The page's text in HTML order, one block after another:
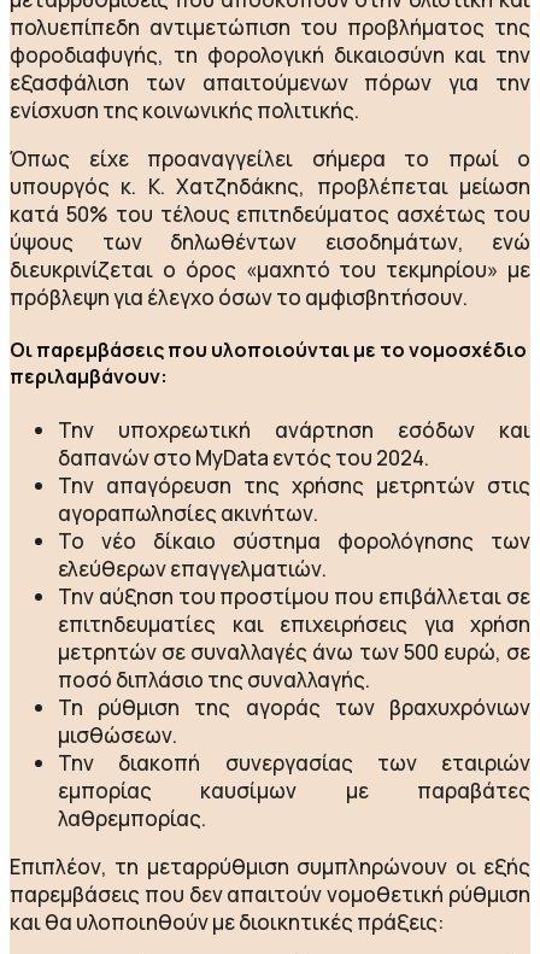
πολυεπίπεδη αντιμετώπιση του προβλήματος της
φοροδιαφυγής, τη φορολογική δικαιοσύνη και την
εξασφάλιση των απαιτούμενων πόρων για την
ενίσχυση της κοινωνικής πολιτικής.
Όπως είχε προαναγγείλει σήμερα το πρωί ο
υπουργός κ. Κ. Χατζηδάκης, προβλέπεται μείωση
κατά 50% του τέλους επιτηδεύματος ασχέτως του
ύψους των δηλωθέντων εισοδημάτων, ενώ
διευκρινίζεται ο όρος «μαχητό του τεκμηρίου» με
πρόβλεψη για έλεγχο όσων το αμφισβητήσουν.
Οι παρεμβάσεις που υλοποιούνται με το νομοσχέδιο
περιλαμβάνουν:
Την υποχρεωτική ανάρτηση εσόδων και
δαπανών στο MyData εντός του 2024.
Την απαγόρευση της χρήσης μετρητών στις
αγοραπωλησίες ακινήτων.
Το νέο δίκαιο σύστημα φορολόγησης των
ελεύθερων επαγγελματιών.
Την αύξηση του προστίμου που επιβάλλεται σε
επιτηδευματίες και επιχειρήσεις για χρήση
μετρητών σε συναλλαγές άνω των 500 ευρώ, σε
ποσό διπλάσιο της συναλλαγής.
Τη ρύθμιση της αγοράς των βραχυχρόνιων
μισθώσεων.
Την διακοπή συνεργασίας των εταιριών
εμπορίας καυσίμων με παραβάτες
λαθρεμπορίας.
Επιπλέον, τη μεταρρύθμιση συμπληρώνουν οι εξής
παρεμβάσεις που δεν απαιτούν νομοθετική ρύθμιση
και θα υλοποιηθούν με διοικητικές πράξεις: